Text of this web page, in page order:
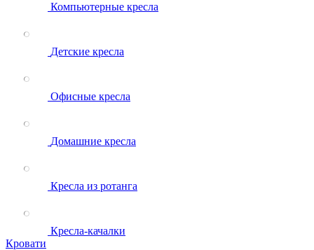
Компьютерные кресла
Детские кресла
Офисные кресла
Домашние кресла
Кресла из ротанга
Кресла-качалки
Кровати